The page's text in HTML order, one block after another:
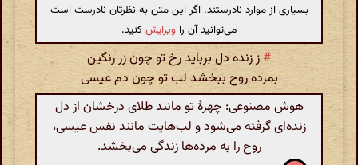
بسیاری از موارد نادرستند. اگر این متن به نظرتان نادرست است
می‌توانید آن را ویرایشکنید.
#ز زنده دل برباید رخ تو چون زر رنگین
بمرده روح ببخشد لب تو چون دم عیسی
هوش مصنوعی: چهرهٔ تو مانند طلای درخشان از دل
زنده‌ای گرفته می‌شود و لب‌هایت مانند نفس عیسی،
روح را به مرده‌ها زندگی می‌بخشد.